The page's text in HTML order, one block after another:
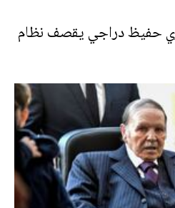
حفيظ دراجي يقصف نظام